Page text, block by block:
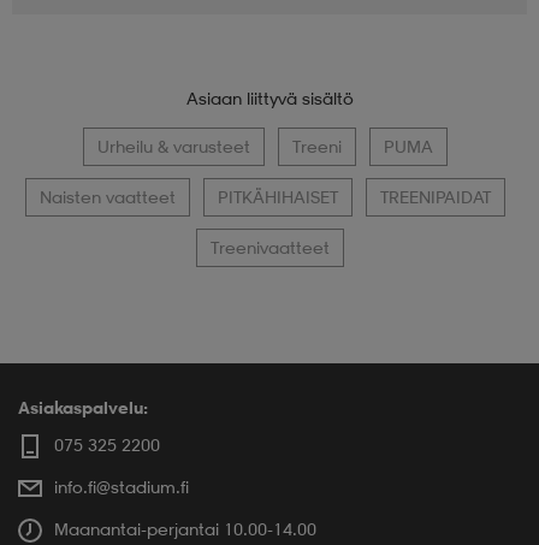
Asiaan liittyvä sisältö
Urheilu & varusteet Treeni PUMA
Naisten vaatteet PITKÄHIHAISET TREENIPAIDAT
Treenivaatteet
Asiakaspalvelu:
075 325 2200
info.fi@stadium.fi
Maanantai-perjantai 10.00-14.00